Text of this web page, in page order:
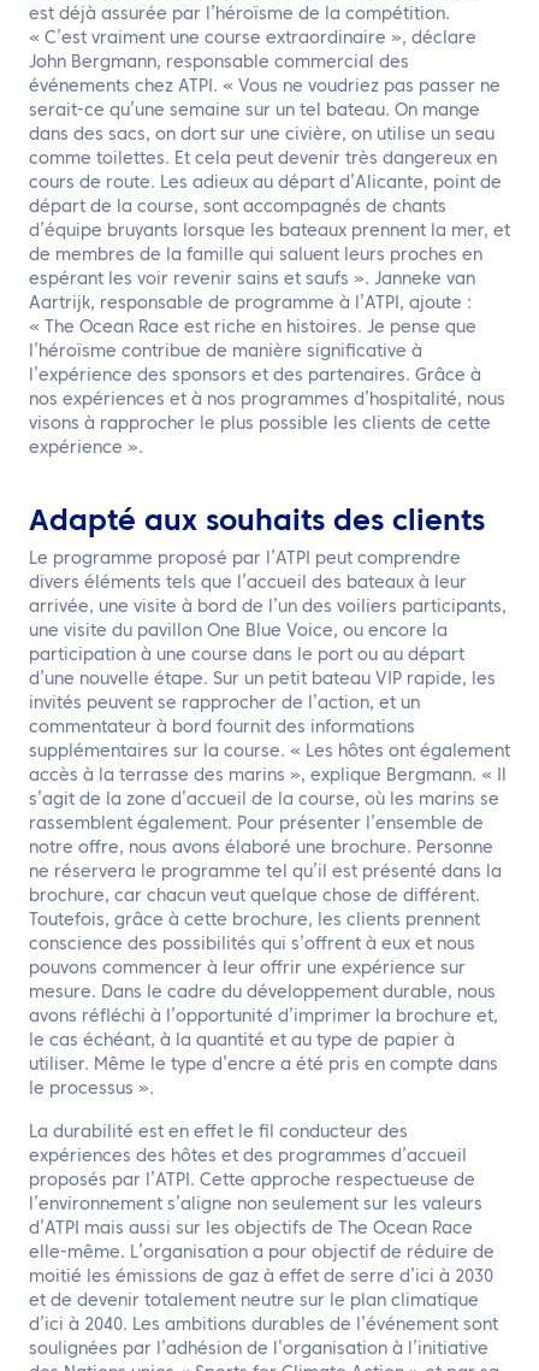
est déjà assurée par l’héroïsme de la compétition.
« C’est vraiment une course extraordinaire », déclare
John Bergmann, responsable commercial des
événements chez ATPI. « Vous ne voudriez pas passer ne
serait-ce qu’une semaine sur un tel bateau. On mange
dans des sacs, on dort sur une civière, on utilise un seau
comme toilettes. Et cela peut devenir très dangereux en
cours de route. Les adieux au départ d’Alicante, point de
départ de la course, sont accompagnés de chants
d’équipe bruyants lorsque les bateaux prennent la mer, et
de membres de la famille qui saluent leurs proches en
espérant les voir revenir sains et saufs ». Janneke van
Aartrijk, responsable de programme à l’ATPI, ajoute :
« The Ocean Race est riche en histoires. Je pense que
l’héroïsme contribue de manière significative à
l’expérience des sponsors et des partenaires. Grâce à
nos expériences et à nos programmes d’hospitalité, nous
visons à rapprocher le plus possible les clients de cette
expérience ».
Adapté aux souhaits des clients
Le programme proposé par l’ATPI peut comprendre
divers éléments tels que l’accueil des bateaux à leur
arrivée, une visite à bord de l’un des voiliers participants,
une visite du pavillon One Blue Voice, ou encore la
participation à une course dans le port ou au départ
d’une nouvelle étape. Sur un petit bateau VIP rapide, les
invités peuvent se rapprocher de l’action, et un
commentateur à bord fournit des informations
supplémentaires sur la course. « Les hôtes ont également
accès à la terrasse des marins », explique Bergmann. « Il
s’agit de la zone d’accueil de la course, où les marins se
rassemblent également. Pour présenter l’ensemble de
notre offre, nous avons élaboré une brochure. Personne
ne réservera le programme tel qu’il est présenté dans la
brochure, car chacun veut quelque chose de différent.
Toutefois, grâce à cette brochure, les clients prennent
conscience des possibilités qui s’offrent à eux et nous
pouvons commencer à leur offrir une expérience sur
mesure. Dans le cadre du développement durable, nous
avons réfléchi à l’opportunité d’imprimer la brochure et,
le cas échéant, à la quantité et au type de papier à
utiliser. Même le type d’encre a été pris en compte dans
le processus ».
La durabilité est en effet le fil conducteur des
expériences des hôtes et des programmes d’accueil
proposés par l’ATPI. Cette approche respectueuse de
l’environnement s’aligne non seulement sur les valeurs
d’ATPI mais aussi sur les objectifs de The Ocean Race
elle-même. L’organisation a pour objectif de réduire de
moitié les émissions de gaz à effet de serre d’ici à 2030
et de devenir totalement neutre sur le plan climatique
d’ici à 2040. Les ambitions durables de l’événement sont
soulignées par l’adhésion de l’organisation à l’initiative